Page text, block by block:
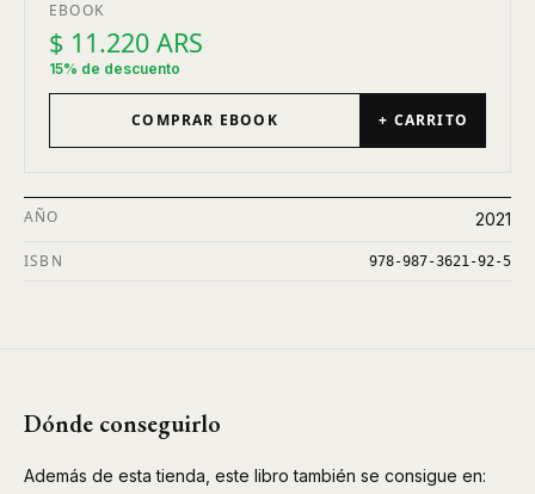
EBOOK
$ 11.220 ARS
15% de descuento
COMPRAR EBOOK + CARRITO
AÑO 2021
ISBN 978-987-3621-92-5
Dónde conseguirlo
Además de esta tienda, este libro también se consigue en: